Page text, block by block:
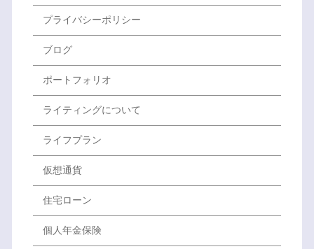
プライバシーポリシー
ブログ
ポートフォリオ
ライティングについて
ライフプラン
仮想通貨
住宅ローン
個人年金保険